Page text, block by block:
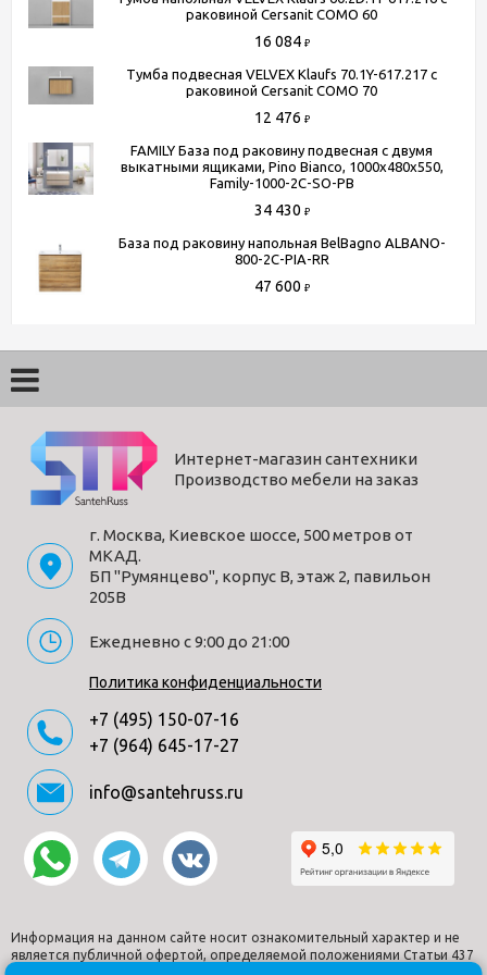
Способы получения товара:
- Самовывоз из шоу-рума по адресу Киевское шоссе, 500
метров от МКАД. БП "Румянцево", корпус В, этаж 2,
павильон 205В
- Доставка по Москве в пределах МКАД (стоимость
доставки рассчитывается менеджером после оформления
- Доставка до терминала любой транспортной компании
(для всей России)
телефону+7 (495) 150-07-16или+7 (964) 645-17-27
раковиной Cersanit COMO 60
16 084 ₽
Тумба подвесная VELVEX Klaufs 70.1Y-617.217 с
раковиной Cersanit COMO 70
12 476 ₽
FAMILY База под раковину подвесная с двумя
выкатными ящиками, Pino Bianco, 1000x480x550,
Family-1000-2C-SO-PB
34 430 ₽
База под раковину напольная BelBagno ALBANO-
800-2C-PIA-RR
47 600 ₽
Интернет-магазин сантехники
Производство мебели на заказ
г. Москва, Киевское шоссе, 500 метров от
МКАД.
БП "Румянцево", корпус В, этаж 2, павильон
205В
Ежедневно с 9:00 до 21:00
Политика конфиденциальности
+7 (495) 150-07-16
+7 (964) 645-17-27
info@santehruss.ru
Информация на данном сайте носит ознакомительный характер и не
является публичной офертой, определяемой положениями Статьи 437